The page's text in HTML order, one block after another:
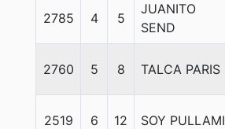
2785 4 5
JUANITO
SEND
2760 5 8 TALCA PARIS
2519 6 12 SOY PULLAMI